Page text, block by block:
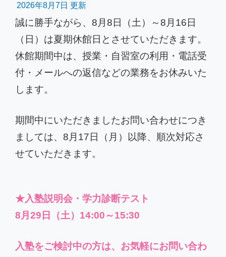
2026年8月7日 更新
誠に勝手ながら、8月8日（土）～8月16日
（日）は夏期休館日とさせていただきます。
休館期間中は、授業・自習室の利用・電話受
付・メールへの返信などの業務をお休みいた
します。
期間中にいただきましたお問い合わせにつき
ましては、8月17日（月）以降、順次対応さ
せていただきます。
★入塾説明会・学力診断テスト
8月29日（土）14:00～15:30
入塾をご検討中の方は、お気軽にお問い合わ